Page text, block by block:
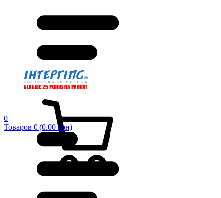
0
Товаров 0 (0.00 грн)